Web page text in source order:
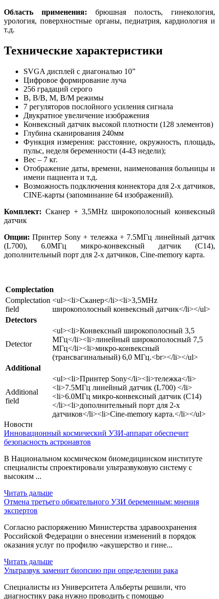
Область применения: брюшная полость, гинекология,
урология, поверхностные органы, педиатрия, кардиология и
т.д.
Технические характеристики
SVGA дисплей с диагональю 10”
Цифровое формирование луча
256 градаций серого
B, B/B, M, B/M режимы
7 регуляторов послойного усиления сигнала
Двукратное увеличение изображения
Конвексный датчик высокой плотности (128 элементов)
Глубина сканирования 240мм
Функция измерения: расстояние, окружность, площадь,
пульс, неделя беременности (4-43 недели);
Вес – 7 кг.
Отображение даты, времени, наименования больницы и
имени пациента и т.д.
Возможность подключения коннектора для 2-х датчиков,
CINE-карты (запоминание 64 изображений).
Комплект: Сканер + 3,5MHz широкополосный конвексный
датчик
Опции: Принтер Sony + тележка + 7.5MГц линейный датчик
(L700), 6.0МГц микро-конвексный датчик (C14),
дополнительный порт для 2-х датчиков, Cine-memory карта.
Complectation
Complectation
field
<ul><li>Сканер</li><li>3,5MHz
широкополосный конвексный датчик</li></ul>
Detectors
Detector
<ul><li>Конвексный широкополосный 3,5
МГц</li><li>линейный широкополосный 7,5
МГц</li><li>микро-конвексный
(трансвагинальный) 6,0 МГц.<br></li></ul>
Additional
Additional
field
<ul><li>Принтер Sony</li><li>тележка</li>
<li>7.5MГц линейный датчик (L700) </li>
<li>6.0МГц микро-конвексный датчик (C14)
</li><li>дополнительный порт для 2-х
датчиков</li><li>Cine-memory карта.</li></ul>
Новости
Инновационный космический УЗИ-аппарат обеспечит
безопасность астронавтов
В Национальном космическом биомедицинском институте
специалисты спроектировали ультразвуковую систему с
высоким ...
Читать дальше
Отмена третьего обязательного УЗИ беременным: мнения
экспертов
Согласно распоряжению Министерства здравоохранения
Российской Федерации о внесении изменений в порядок
оказания услуг по профилю «акушерство и гине...
Читать дальше
Ультразвук заменит биопсию при определении рака
Специалисты из Университета Альберты решили, что
диагностику рака нужно проводить с помощью